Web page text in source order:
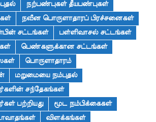
நற்பண்புகள் தீயபண்புகள்
நவீன பொருளாதாரப் பிரச்சனைகள்
சட்டங்கள்
பள்ளிவாசல் சட்டங்கள்
பெண்களுக்கான சட்டங்கள்
பொருளாதாரம்
மறுமையை நம்புதல்
சந்தேகங்கள்
பற்றியது
மூட நம்பிக்கைகள்
விளக்கங்கள்